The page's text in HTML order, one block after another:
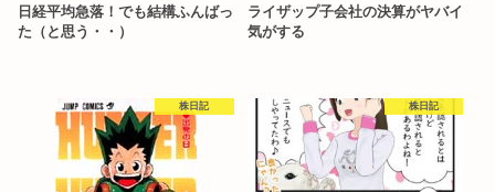
日経平均急落！でも結構ふんばっ
た（と思う・・）
ライザップ子会社の決算がヤバイ
気がする
株日記 株日記